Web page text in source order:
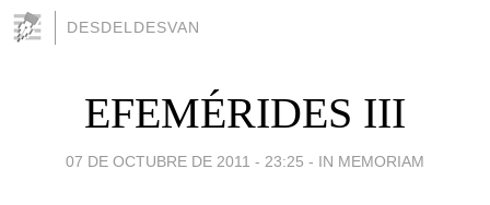
DESDELDESVAN
EFEMÉRIDES III
07 DE OCTUBRE DE 2011 - 23:25 - IN MEMORIAM